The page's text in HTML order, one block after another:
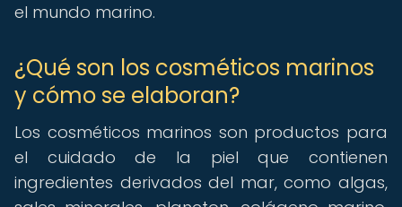
el mundo marino.
¿Qué son los cosméticos marinos
y cómo se elaboran?
Los cosméticos marinos son productos para
el cuidado de la piel que contienen
ingredientes derivados del mar, como algas,